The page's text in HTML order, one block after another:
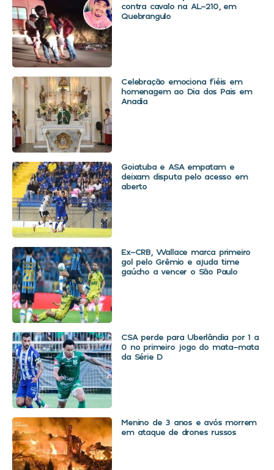
contra cavalo na AL-210, em
Quebrangulo
Celebração emociona fiéis em
homenagem ao Dia dos Pais em
Anadia
Goiatuba e ASA empatam e
deixam disputa pelo acesso em
aberto
Ex-CRB, Wallace marca primeiro
gol pelo Grêmio e ajuda time
gaúcho a vencer o São Paulo
CSA perde para Uberlândia por 1 a
0 no primeiro jogo do mata-mata
da Série D
Menino de 3 anos e avós morrem
em ataque de drones russos